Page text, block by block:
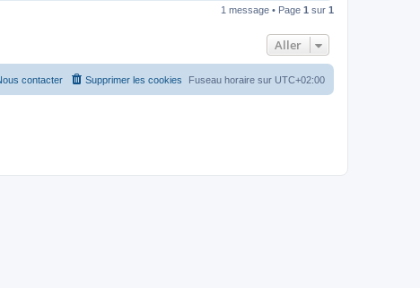
u
1 message • Page 1 sur 1
Aller
Fuseau horaire sur UTC+02:00
Supprimer les cookies
contacter